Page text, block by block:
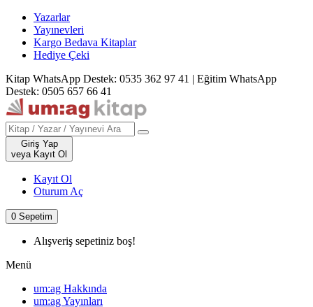
Yazarlar
Yayınevleri
Kargo Bedava Kitaplar
Hediye Çeki
Kitap WhatsApp Destek: 0535 362 97 41 | Eğitim WhatsApp
Destek: 0505 657 66 41
Giriş Yap
veya Kayıt Ol
Kayıt Ol
Oturum Aç
0 Sepetim
Alışveriş sepetiniz boş!
Menü
um:ag Hakkında
um:ag Yayınları